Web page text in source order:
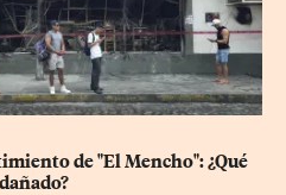
de "El Mencho": ¿Qué